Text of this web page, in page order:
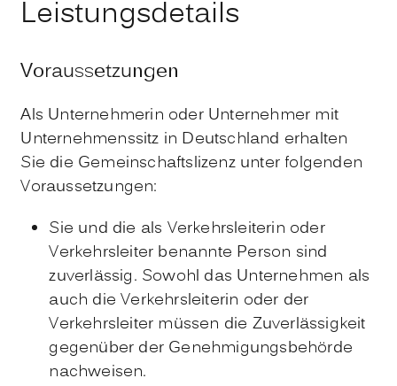
Leistungsdetails
Voraussetzungen
Als Unternehmerin oder Unternehmer mit
Unternehmenssitz in Deutschland erhalten
Sie die Gemeinschaftslizenz unter folgenden
Voraussetzungen:
Sie und die als Verkehrsleiterin oder
Verkehrsleiter benannte Person sind
zuverlässig. Sowohl das Unternehmen als
auch die Verkehrsleiterin oder der
Verkehrsleiter müssen die Zuverlässigkeit
gegenüber der Genehmigungsbehörde
nachweisen.